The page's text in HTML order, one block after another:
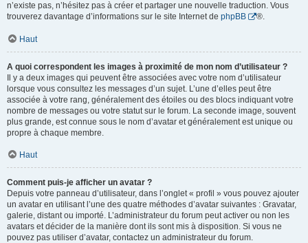
n’existe pas, n’hésitez pas à créer et partager une nouvelle traduction. Vous
trouverez davantage d’informations sur le site Internet de phpBB ®.
Haut
A quoi correspondent les images à proximité de mon nom d’utilisateur ?
Il y a deux images qui peuvent être associées avec votre nom d’utilisateur
lorsque vous consultez les messages d’un sujet. L’une d’elles peut être
associée à votre rang, généralement des étoiles ou des blocs indiquant votre
nombre de messages ou votre statut sur le forum. La seconde image, souvent
plus grande, est connue sous le nom d’avatar et généralement est unique ou
propre à chaque membre.
Haut
Comment puis-je afficher un avatar ?
Depuis votre panneau d’utilisateur, dans l’onglet « profil » vous pouvez ajouter
un avatar en utilisant l’une des quatre méthodes d’avatar suivantes : Gravatar,
galerie, distant ou importé. L’administrateur du forum peut activer ou non les
avatars et décider de la manière dont ils sont mis à disposition. Si vous ne
pouvez pas utiliser d’avatar, contactez un administrateur du forum.